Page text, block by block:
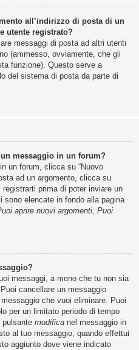
all’indirizzo di posta di un
utente registrato?
messaggi di posta ad altri utenti
(ammesso, ovviamente, che gli
funzione). Questo serve a
del sistema di posta da parte di
messaggio in un forum?
un forum, clicca su “Nuovo
ad un argomento, clicca su
registrarti prima di poter inviare un
sono elencate in fondo alla pagina
aprire nuovi argomenti Puoi
messaggi, a meno che tu non sia
cancellare un messaggio
che vuoi eliminare. Puoi
per un limitato periodo di tempo
pulsante modifica nel messaggio in
al tuo messaggio, quando effettui
aggiunto dove viene indicato